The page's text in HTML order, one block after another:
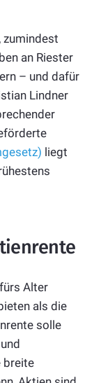
zumindest
an Riester
– und dafür
Lindner
liegt
Alter
als die
solle
breite